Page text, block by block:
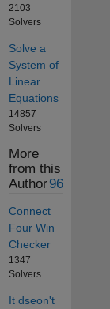
2103
Solvers
Solve a
System of
Linear
Equations
14857
Solvers
More
from this
Author96
Connect
Four Win
Checker
1347
Solvers
It dseon't